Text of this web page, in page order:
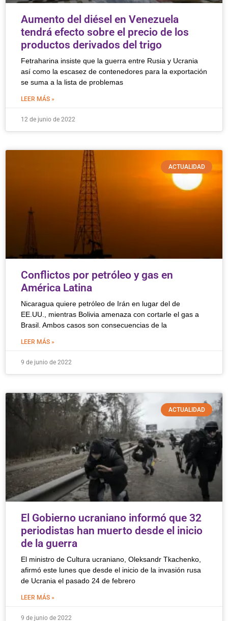
Aumento del diésel en Venezuela
tendrá efecto sobre el precio de los
productos derivados del trigo
Fetraharina insiste que la guerra entre Rusia y Ucrania
así como la escasez de contenedores para la exportación
se suma a la lista de problemas
LEER MÁS »
12 de junio de 2022
ACTUALIDAD
Conflictos por petróleo y gas en
América Latina
Nicaragua quiere petróleo de Irán en lugar del de
EE.UU., mientras Bolivia amenaza con cortarle el gas a
Brasil. Ambos casos son consecuencias de la
LEER MÁS »
9 de junio de 2022
ACTUALIDAD
El Gobierno ucraniano informó que 32
periodistas han muerto desde el inicio
de la guerra
El ministro de Cultura ucraniano, Oleksandr Tkachenko,
afirmó este lunes que desde el inicio de la invasión rusa
de Ucrania el pasado 24 de febrero
LEER MÁS »
9 de junio de 2022